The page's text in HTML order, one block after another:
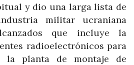
y dio una larga lista de
militar ucraniana
que incluye la
radioelectrónicos para
la planta de montaje de